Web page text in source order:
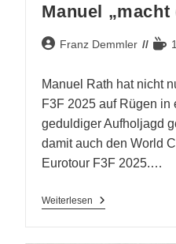
Manuel
Beitrags-
Franz Demmler
Manuel Rath hat nicht
F3F 2025 auf Rügen
geduldiger Aufholjagd
damit auch den World
Eurotour F3F 2025.…
Weiterlesen
Manuel
„macht